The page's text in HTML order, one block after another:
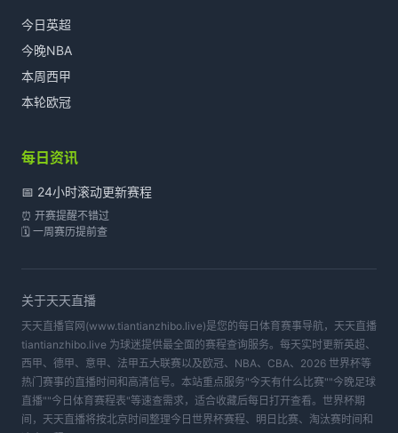
今日英超
今晚NBA
本周西甲
本轮欧冠
每日资讯
📅 24小时滚动更新赛程
⏰ 开赛提醒不错过
🗓️ 一周赛历提前查
关于天天直播
天天直播官网(www.tiantianzhibo.live)是您的每日体育赛事导航，天天直播
tiantianzhibo.live 为球迷提供最全面的赛程查询服务。每天实时更新英超、
西甲、德甲、意甲、法甲五大联赛以及欧冠、NBA、CBA、2026 世界杯等
热门赛事的直播时间和高清信号。本站重点服务"今天有什么比赛""今晚足球
直播""今日体育赛程表"等速查需求，适合收藏后每日打开查看。世界杯期
间，天天直播将按北京时间整理今日世界杯赛程、明日比赛、淘汰赛时间和